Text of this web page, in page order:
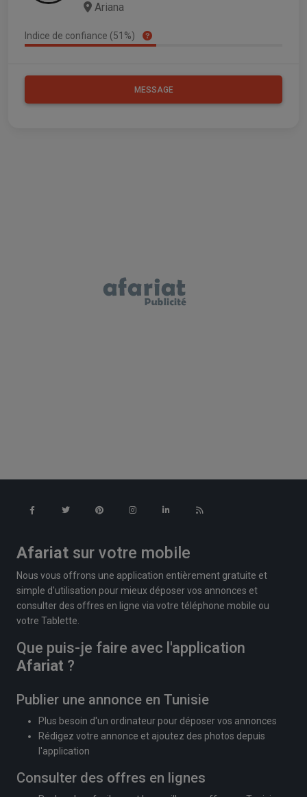
Ariana
Indice de confiance (51%)
MESSAGE
Afariat sur votre mobile
Nous vous offrons une application entièrement gratuite et
simple d'utilisation pour mieux déposer vos annonces et
consulter des offres en ligne via votre téléphone mobile ou
votre Tablette.
Que puis-je faire avec l'application
Afariat ?
Publier une annonce en Tunisie
Plus besoin d'un ordinateur pour déposer vos annonces
Rédigez votre annonce et ajoutez des photos depuis
l'application
Consulter des offres en lignes